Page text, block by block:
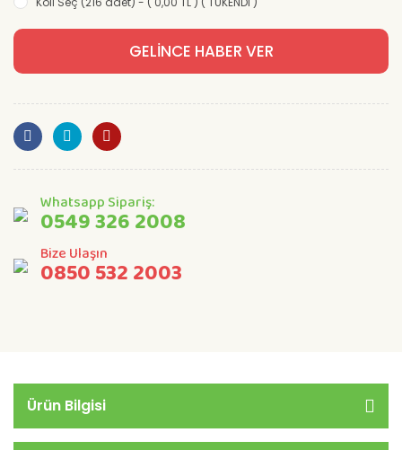
GELİNCE HABER VER
Whatsapp Sipariş:
0549 326 2008
Bize Ulaşın
0850 532 2003
Ürün Bilgisi